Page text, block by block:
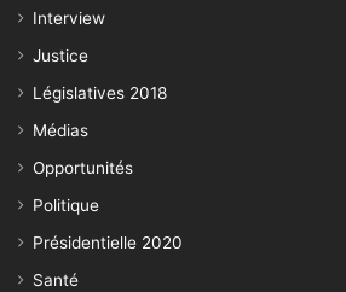
Interview
Justice
Législatives 2018
Médias
Opportunités
Politique
Présidentielle 2020
Santé